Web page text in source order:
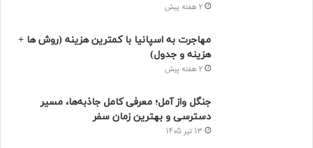
2 هفته پیش
مهاجرت به اسپانیا با کمترین هزینه (روش ها +
هزینه و جدول)
2 هفته پیش
جنگل واز آمل؛ معرفی کامل جاذبه‌ها، مسیر
دسترسی و بهترین زمان سفر
13 تیر 1405